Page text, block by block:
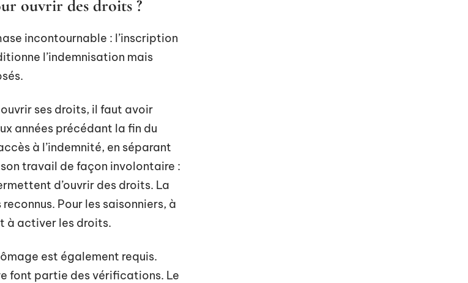
ouvrir des droits ?
incontournable : l’inscription
l’indemnisation mais
ses droits, il faut avoir
années précédant la fin du
à l’indemnité, en séparant
travail de façon involontaire :
d’ouvrir des droits. La
Pour les saisonniers, à
à activer les droits.
est également requis.
font partie des vérifications. Le